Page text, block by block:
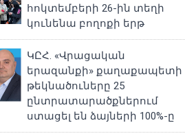
հոկտեմբերի 26-ին տեղի
կունենա բողոքի երթ
ԿԸՀ. «Վրացական
երազանքի» քաղաքապետի
թեկնածուները 25
ընտրատարածքներում
ստացել են ձայների 100%-ը